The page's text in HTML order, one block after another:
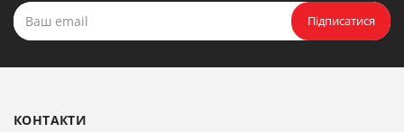
Прокласти маршрут
Підписатися
КОНТАКТИ